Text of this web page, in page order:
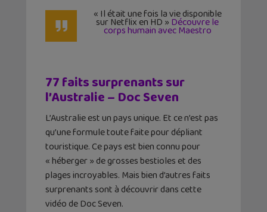
« Il était une fois la vie disponible
sur Netflix en HD » Découvre le
corps humain avec Maestro
77 faits surprenants sur
l’Australie – Doc Seven
L’Australie est un pays unique. Et ce n’est pas
qu’une formule toute faite pour dépliant
touristique. Ce pays est bien connu pour
« héberger » de grosses bestioles et des
plages incroyables. Mais bien d’autres faits
surprenants sont à découvrir dans cette
vidéo de Doc Seven.